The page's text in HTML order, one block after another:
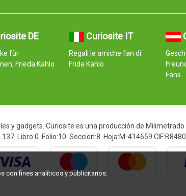
DE
für
Frieda Kahlo
Curiosite IT
Regali le amiche fan di
Frida Kahlo
Fans
y gadgets. Curiosite es una producción de
Libro:0. Folio:10. Seccion:8. Hoja:M-414659
con fines analíticos y publicitarios.